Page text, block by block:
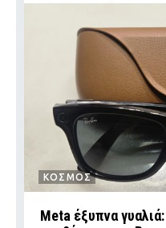
ΚΟΣΜΟΣ
Meta έξυπνα